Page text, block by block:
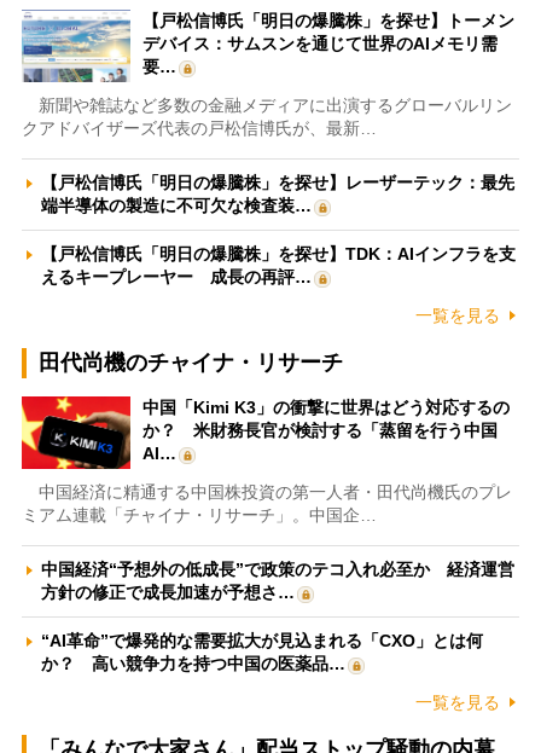
【戸松信博氏「明日の爆騰株」を探せ】トーメン
デバイス：サムスンを通じて世界のAIメモリ需
要…
新聞や雑誌など多数の金融メディアに出演するグローバルリン
クアドバイザーズ代表の戸松信博氏が、最新…
【戸松信博氏「明日の爆騰株」を探せ】レーザーテック：最先
端半導体の製造に不可欠な検査装…
【戸松信博氏「明日の爆騰株」を探せ】TDK：AIインフラを支
えるキープレーヤー 成長の再評…
一覧を見る
田代尚機のチャイナ・リサーチ
中国「Kimi K3」の衝撃に世界はどう対応するの
か？ 米財務長官が検討する「蒸留を行う中国
AI…
中国経済に精通する中国株投資の第一人者・田代尚機氏のプレ
ミアム連載「チャイナ・リサーチ」。中国企…
中国経済“予想外の低成長”で政策のテコ入れ必至か 経済運営
方針の修正で成長加速が予想さ…
“AI革命”で爆発的な需要拡大が見込まれる「CXO」とは何
か？ 高い競争力を持つ中国の医薬品…
一覧を見る